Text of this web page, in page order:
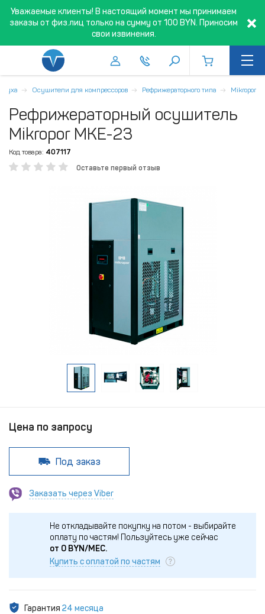
Уважаемые клиенты! В настоящий момент мы принимаем
заказы от физ.лиц только на сумму от 100 BYN. Приносим
свои извинения.
Осушители для компрессоров Рефрижераторного типа Mikropor
Рефрижераторный осушитель
Mikropor MKE-23
Код товара: 407117
Оставьте первый отзыв
Цена по запросу
Под заказ
Заказать через Viber
Не откладывайте покупку на потом - выбирайте
оплату по частям! Пользуйтесь уже сейчас
от 0 BYN/МЕС.
Купить с оплатой по частям
Гарантия 24 месяца